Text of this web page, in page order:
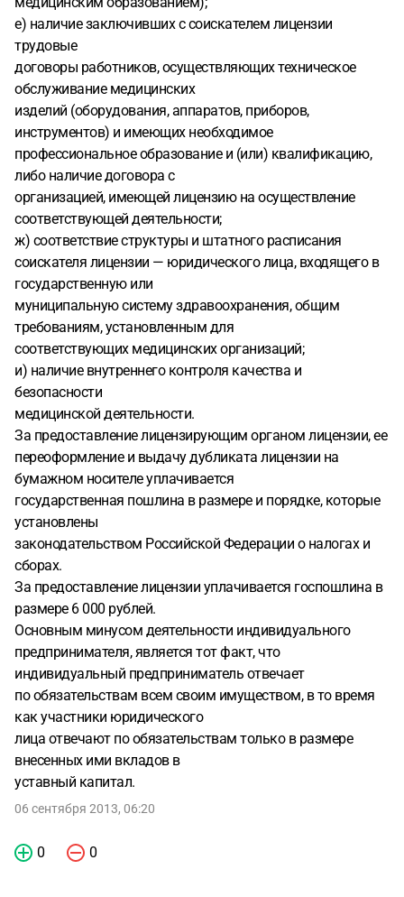
е) наличие заключивших с соискателем лицензии
трудовые
договоры работников, осуществляющих техническое
обслуживание медицинских
изделий (оборудования, аппаратов, приборов,
инструментов) и имеющих необходимое
профессиональное образование и (или) квалификацию,
либо наличие договора с
организацией, имеющей лицензию на осуществление
соответствующей деятельности;
ж) соответствие структуры и штатного расписания
соискателя лицензии — юридического лица, входящего в
государственную или
муниципальную систему здравоохранения, общим
требованиям, установленным для
соответствующих медицинских организаций;
и) наличие внутреннего контроля качества и
безопасности
медицинской деятельности.
За предоставление лицензирующим органом лицензии, ее
переоформление и выдачу дубликата лицензии на
бумажном носителе уплачивается
государственная пошлина в размере и порядке, которые
установлены
законодательством Российской Федерации о налогах и
сборах.
За предоставление лицензии уплачивается госпошлина в
размере 6 000 рублей.
Основным минусом деятельности индивидуального
предпринимателя, является тот факт, что
индивидуальный предприниматель отвечает
по обязательствам всем своим имуществом, в то время
как участники юридического
лица отвечают по обязательствам только в размере
внесенных ими вкладов в
уставный капитал.
06 сентября 2013, 06:20
0 0